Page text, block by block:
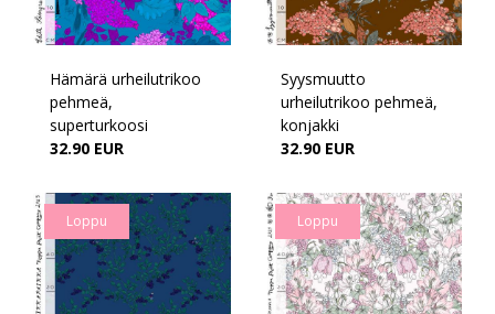
Hämärä urheilutrikoo
pehmeä,
superturkoosi
32.90 EUR
Syysmuutto
urheilutrikoo pehmeä,
konjakki
32.90 EUR
Loppu Loppu